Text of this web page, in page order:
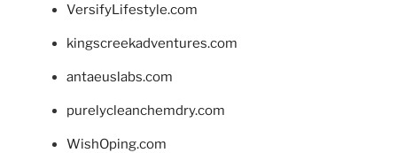
VersifyLifestyle.com
kingscreekadventures.com
antaeuslabs.com
purelycleanchemdry.com
WishOping.com